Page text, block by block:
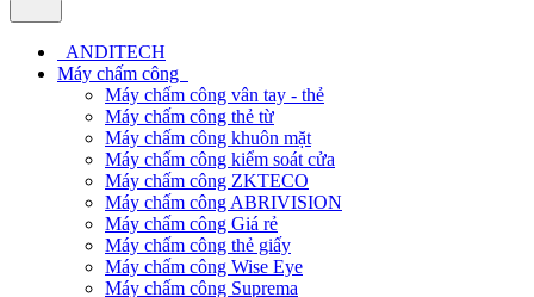
ANDITECH
Máy chấm công
Máy chấm công vân tay - thẻ
Máy chấm công thẻ từ
Máy chấm công khuôn mặt
Máy chấm công kiểm soát cửa
Máy chấm công ZKTECO
Máy chấm công ABRIVISION
Máy chấm công Giá rẻ
Máy chấm công thẻ giấy
Máy chấm công Wise Eye
Máy chấm công Suprema